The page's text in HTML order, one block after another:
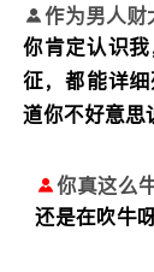
作为男人财
你肯定认识
征，都能详
道你不好意思
你真这么
还是在吹牛